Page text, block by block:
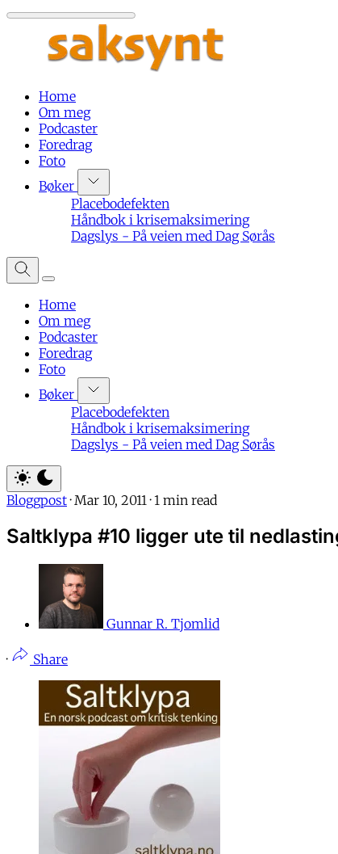
Home
Om meg
Podcaster
Foredrag
Foto
Bøker
Placebodefekten
Håndbok i krisemaksimering
Dagslys - På veien med Dag Sørås
Home
Om meg
Podcaster
Foredrag
Foto
Bøker
Placebodefekten
Håndbok i krisemaksimering
Dagslys - På veien med Dag Sørås
Bloggpost · Mar 10, 2011 · 1 min read
Saltklypa #10 ligger ute til
Gunnar R. Tjomlid
· Share